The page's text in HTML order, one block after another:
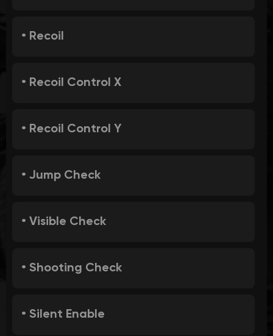
• Recoil
• Recoil Control X
• Recoil Control Y
• Jump Check
• Visible Check
• Shooting Check
• Silent Enable